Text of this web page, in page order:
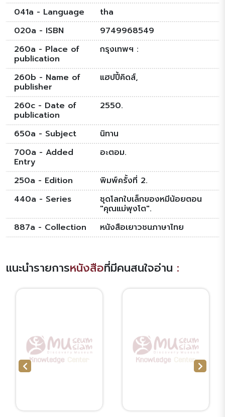
041a - Language
tha
020a - ISBN
9749968549
260a - Place of
publication
กรุงเทพฯ :
260b - Name of
publisher
แฮปปี้คิดส์,
260c - Date of
publication
2550.
650a - Subject
นิทาน
700a - Added
Entry
อะตอม.
250a - Edition
พิมพ์ครั้งที่ 2.
440a - Series
ชุดโลกใบเล็กของหมีน้อยตอน
"คุณแม่พุงโต".
887a - Collection
หนังสือเยาวชนภาษาไทย
แนะนำรายการหนังสือที่มีคนสนใจอ่าน :